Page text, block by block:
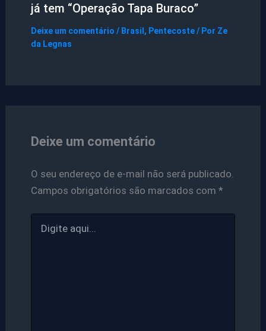
já tem “Operação Tapa Buraco”
Deixe um comentário / Brasil, Pentecoste/ Por Ze
da Legnas
Deixe um comentário
O seu endereço de e-mail não será publicado.
Campos obrigatórios são marcados com *
aqui...